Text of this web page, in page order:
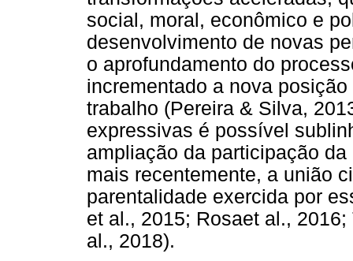
social, moral, econômico e
desenvolvimento de novas
o aprofundamento do
incrementado a nova
trabalho (Pereira & Silva,
expressivas é possível
ampliação da participação
mais recentemente, a união
parentalidade exercida por
et al., 2015; Rosaet al.,
al., 2018).